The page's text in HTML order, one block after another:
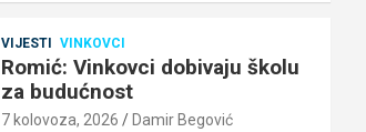
VIJESTI VINKOVCI
Romić: Vinkovci dobivaju školu
za budućnost
7 kolovoza, 2026 Damir Begović